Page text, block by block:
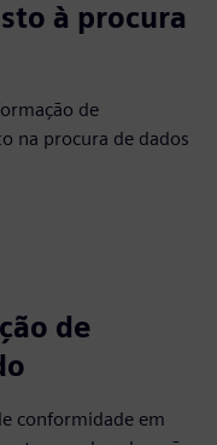
à procura
de
na procura de dados
de
conformidade em